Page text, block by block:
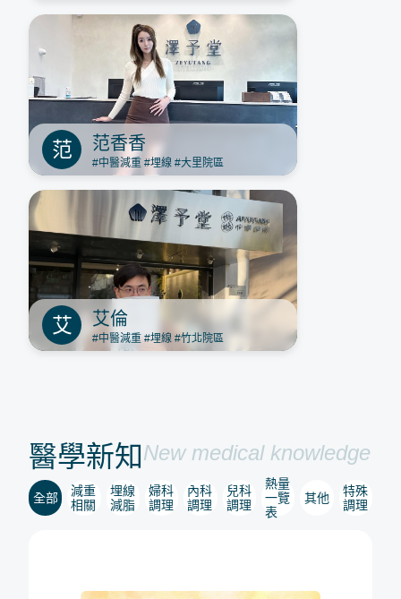
范 范香香
#中醫減重 #埋線 #大里院區
艾 艾倫
#中醫減重 #埋線 #竹北院區
醫學新知 New medical knowledge
全部
減重
相關
埋線
減脂
婦科
調理
內科
調理
兒科
調理
熱量
一覽
表
其他
特殊
調理